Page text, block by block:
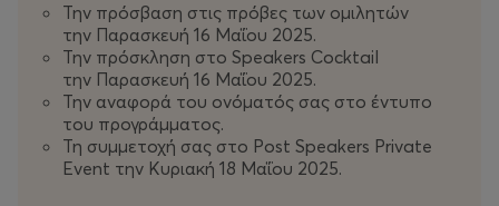
Την πρόσβαση στις πρόβες των ομιλητών
την Παρασκευή 16 Μαΐου 2025.
Την πρόσκληση στο Speakers Cocktail
την Παρασκευή 16 Μαΐου 2025.
Την αναφορά του ονόματός σας στο έντυπο
του προγράμματος.
Τη συμμετοχή σας στο Post Speakers Private
Event την Κυριακή 18 Μαΐου 2025.